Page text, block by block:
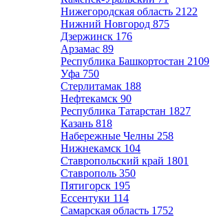
Нижегородская область 2122
Нижний Новгород 875
Дзержинск 176
Арзамас 89
Республика Башкортостан 2109
Уфа 750
Стерлитамак 188
Нефтекамск 90
Республика Татарстан 1827
Казань 818
Набережные Челны 258
Нижнекамск 104
Ставропольский край 1801
Ставрополь 350
Пятигорск 195
Ессентуки 114
Самарская область 1752